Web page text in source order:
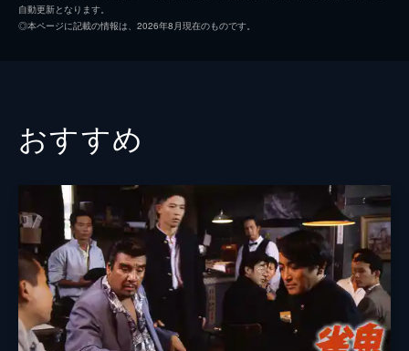
桜井章一
監督 片岡修二
脚本 安田潤司
原作 柳史一郎
神田たけ志
自動更新となります。
◎本ページに記載の情報は、2026年8月現在のものです。
おすすめ